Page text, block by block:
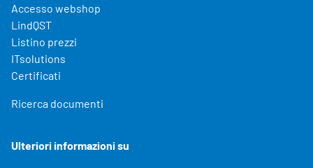
Accesso webshop
LindQST
Listino prezzi
ITsolutions
Certificati
Ricerca documenti
Ulteriori informazioni su